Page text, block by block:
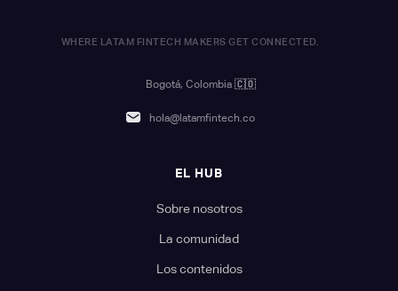
WHERE LATAM FINTECH MAKERS GET CONNECTED.
Bogotá, Colombia 🇨🇴
hola@latamfintech.co
EL HUB
Sobre nosotros
La comunidad
Los contenidos